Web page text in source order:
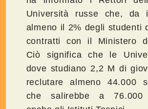
Università russe che, da
almeno il 2% degli studenti
contratti con il Ministero
Ciò significa che le
dove studiano 2,2 M di
reclutare almeno 44.000
che salirebbe a 76.000